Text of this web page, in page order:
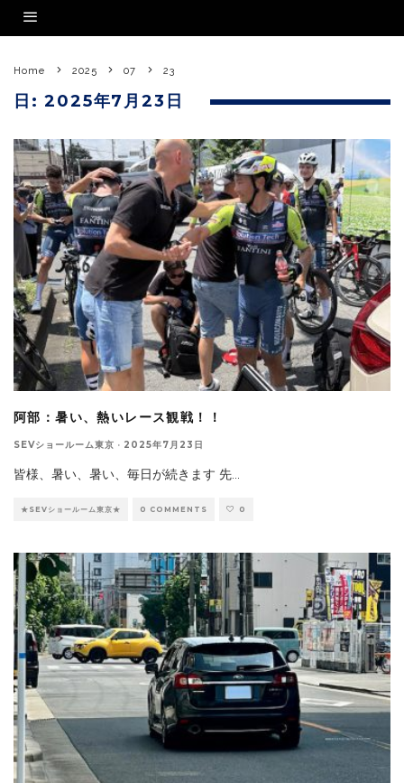
Home 2025 07 23
日:2025年7月23日
阿部：暑い、熱いレース観戦！！
SEVショールーム東京 · 2025年7月23日
皆様、暑い、暑い、毎日が続きます 先
★SEVショールーム東京★ 0 COMMENTS 0